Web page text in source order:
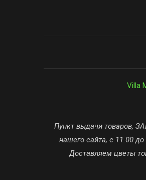
Villa
Пункт выдачи товаров,
нашего сайта, с 11.00
Доставляем цветы